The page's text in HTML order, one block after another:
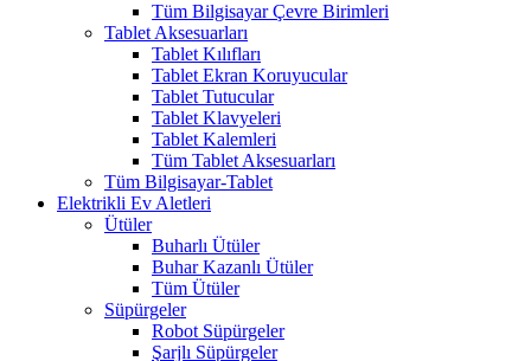
Tüm Bilgisayar Çevre Birimleri
Tablet Aksesuarları
Tablet Kılıfları
Tablet Ekran Koruyucular
Tablet Tutucular
Tablet Klavyeleri
Tablet Kalemleri
Tüm Tablet Aksesuarları
Tüm Bilgisayar-Tablet
Elektrikli Ev Aletleri
Ütüler
Buharlı Ütüler
Buhar Kazanlı Ütüler
Tüm Ütüler
Süpürgeler
Robot Süpürgeler
Şarjlı Süpürgeler